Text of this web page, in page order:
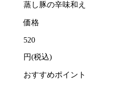
蒸し豚の辛味和え
価格
520
円(税込)
おすすめポイント